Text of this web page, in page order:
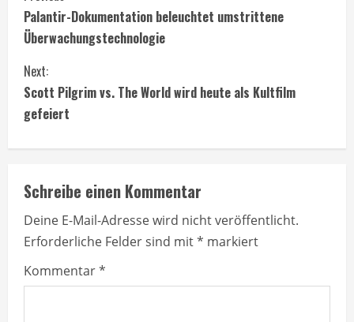
o
n
t
i
u
e
R
e
Palantir-Dokumentation beleuchtet umstrittene
Überwachungstechnologie
Next:
Scott Pilgrim vs. The World wird heute als Kultfilm
gefeiert
Schreibe einen Kommentar
Deine E-Mail-Adresse wird nicht veröffentlicht.
Erforderliche Felder sind mit* markiert
Kommentar*